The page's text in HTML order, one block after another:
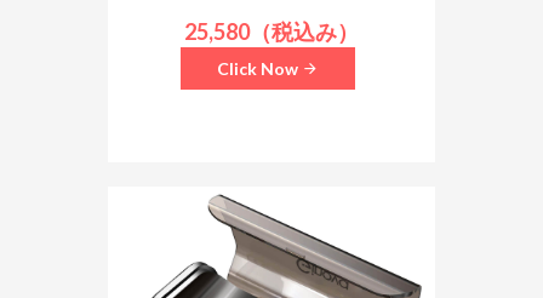
25,580（税込み）
Click Now